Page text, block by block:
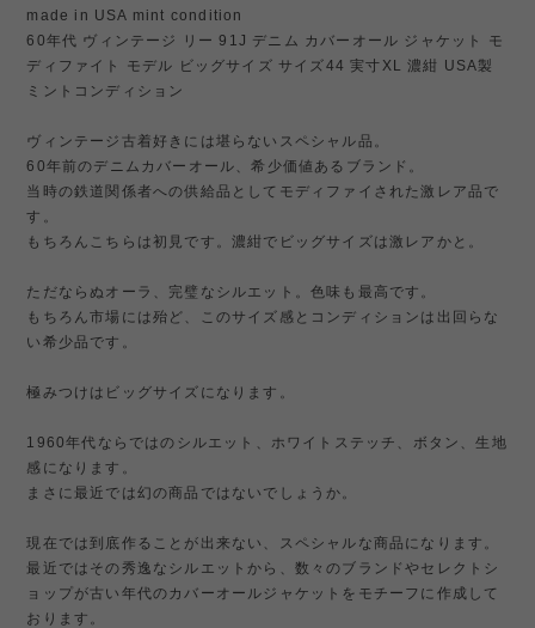
made in USA mint condition
60年代 ヴィンテージ リー 91J デニム カバーオール ジャケット モ
ディファイト モデル ビッグサイズ サイズ44 実寸XL 濃紺 USA製
ミントコンディション
ヴィンテージ古着好きには堪らないスペシャル品。
60年前のデニムカバーオール、希少価値あるブランド。
当時の鉄道関係者への供給品としてモディファイされた激レア品で
す。
もちろんこちらは初見です。濃紺でビッグサイズは激レアかと。
ただならぬオーラ、完璧なシルエット。色味も最高です。
もちろん市場には殆ど、このサイズ感とコンディションは出回らな
い希少品です。
極みつけはビッグサイズになります。
1960年代ならではのシルエット、ホワイトステッチ、ボタン、生地
感になります。
まさに最近では幻の商品ではないでしょうか。
現在では到底作ることが出来ない、スペシャルな商品になります。
最近ではその秀逸なシルエットから、数々のブランドやセレクトシ
ョップが古い年代のカバーオールジャケットをモチーフに作成して
おります。